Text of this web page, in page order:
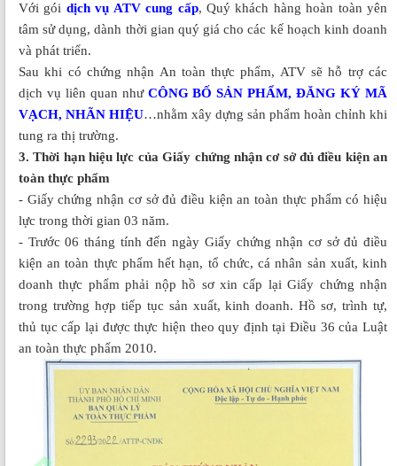
Với gói dịch vụ ATV cung cấp, Quý khách hàng hoàn toàn yên
tâm sử dụng, dành thời gian quý giá cho các kế hoạch kinh doanh
và phát triển.
Sau khi có chứng nhận An toàn thực phẩm, ATV sẽ hỗ trợ các
dịch vụ liên quan như CÔNG BỐ SẢN PHẨM, ĐĂNG KÝ MÃ
VẠCH, NHÃN HIỆU…nhằm xây dựng sản phẩm hoàn chỉnh khi
tung ra thị trường.
3. Thời hạn hiệu lực của Giấy chứng nhận cơ sở đủ điều kiện an
toàn thực phẩm
- Giấy chứng nhận cơ sở đủ điều kiện an toàn thực phẩm có hiệu
lực trong thời gian 03 năm.
- Trước 06 tháng tính đến ngày Giấy chứng nhận cơ sở đủ điều
kiện an toàn thực phẩm hết hạn, tổ chức, cá nhân sản xuất, kinh
doanh thực phẩm phải nộp hồ sơ xin cấp lại Giấy chứng nhận
trong trường hợp tiếp tục sản xuất, kinh doanh. Hồ sơ, trình tự,
thủ tục cấp lại được thực hiện theo quy định tại Điều 36 của Luật
an toàn thực phẩm 2010.